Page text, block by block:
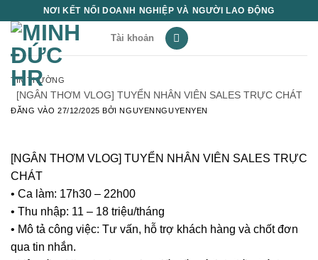
qua
dung
NƠI KẾT NỐI DOANH NGHIỆP VÀ NGƯỜI LAO ĐỘNG
Tài khoản
TIN THƯỜNG
[NGÂN THƠM VLOG] TUYỂN NHÂN VIÊN SALES TRỰC CHÁT
ĐĂNG VÀO27/12/2025 BỞINGUYENNGUYENYEN
[NGÂN THƠM VLOG] TUYỂN NHÂN VIÊN SALES TRỰC
CHÁT
• Ca làm: 17h30 – 22h00
• Thu nhập: 11 – 18 triệu/tháng
• Mô tả công việc: Tư vấn, hỗ trợ khách hàng và chốt đơn
qua tin nhắn.